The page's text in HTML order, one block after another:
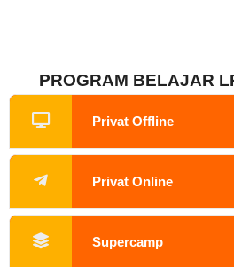
PROGRAM BELAJAR
Privat Offline
Privat Online
Supercamp